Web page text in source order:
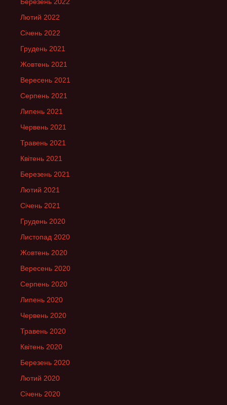
Лютий 2022
Січень 2022
Грудень 2021
Жовтень 2021
Вересень 2021
Серпень 2021
Липень 2021
Червень 2021
Травень 2021
Квітень 2021
Березень 2021
Лютий 2021
Січень 2021
Грудень 2020
Листопад 2020
Жовтень 2020
Вересень 2020
Серпень 2020
Липень 2020
Червень 2020
Травень 2020
Квітень 2020
Березень 2020
Лютий 2020
Січень 2020